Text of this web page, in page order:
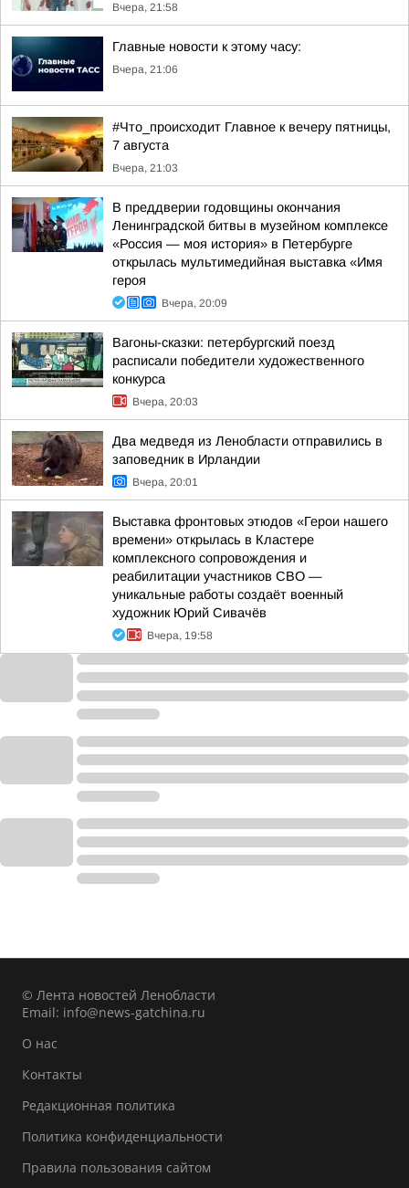
Вчера, 21:58
Главные новости к этому часу:
Вчера, 21:06
#Что_происходит Главное к вечеру пятницы,
7 августа
Вчера, 21:03
В преддверии годовщины окончания
Ленинградской битвы в музейном комплексе
«Россия — моя история» в Петербурге
открылась мультимедийная выставка «Имя
героя
Вчера, 20:09
Вагоны-сказки: петербургский поезд
расписали победители художественного
конкурса
Вчера, 20:03
Два медведя из Ленобласти отправились в
заповедник в Ирландии
Вчера, 20:01
Выставка фронтовых этюдов «Герои нашего
времени» открылась в Кластере
комплексного сопровождения и
реабилитации участников СВО —
уникальные работы создаёт военный
художник Юрий Сивачёв
Вчера, 19:58
© Лента новостей Ленобласти
Email: info@news-gatchina.ru
О нас
Контакты
Редакционная политика
Политика конфиденциальности
Правила пользования сайтом